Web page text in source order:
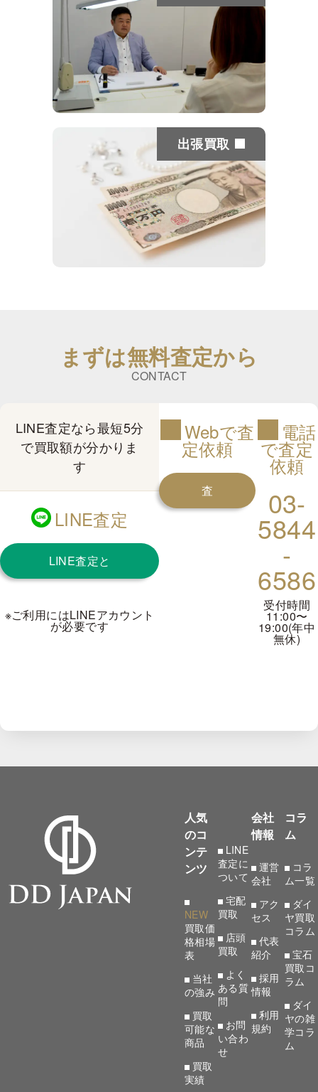
出張買取
まずは無料査定から
CONTACT
LINE査定なら最短5分
で買取額が分かりま
す
LINE査定
LINE査定と
※ご利用にはLINEアカウント
が必要です
Webで査
定依頼
査
電話
で査定
依頼
03-
5844
-
6586
受付時間
11:00〜
19:00(年中
無休)
人気
のコ
ンテ
ンツ
NEW
買取価
格相場
表
当社
の強み
買取
可能な
商品
買取
実績
LINE
査定に
ついて
宅配
買取
店頭
買取
よく
ある質
問
お問
い合わ
せ
会社
情報
運営
会社
アク
セス
代表
紹介
採用
情報
利用
規約
コラ
ム
コラ
ム一覧
ダイ
ヤ買取
コラム
宝石
買取コ
ラム
ダイ
ヤの雑
学コラ
ム